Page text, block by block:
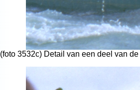
(foto 3532c) Detail van een deel van